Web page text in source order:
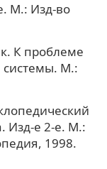
М.: Изд-во
К проблеме
системы. М.:
Изд-е 2-е. М.:
1998.